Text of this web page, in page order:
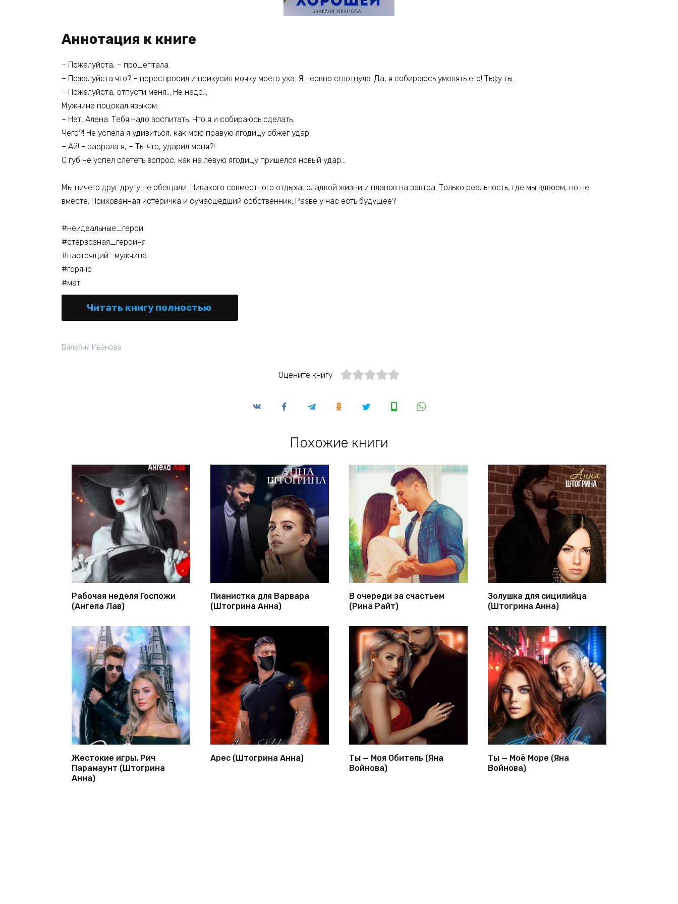
Аннотация к книге
– Пожалуйста, – прошептала.
– Пожалуйста что? – переспросил и прикусил мочку моего уха. Я нервно сглотнула. Да, я собираюсь умолять его! Тьфу ты.
– Пожалуйста, отпусти меня… Не надо…
Мужчина поцокал языком.
– Нет, Алена. Тебя надо воспитать. Что я и собираюсь сделать.
Чего?! Не успела я удивиться, как мою правую ягодицу обжег удар.
– Ай! – заорала я, – Ты что, ударил меня?!
С губ не успел слететь вопрос, как на левую ягодицу пришелся новый удар…
Мы ничего друг другу не обещали. Никакого совместного отдыха, сладкой жизни и планов на завтра. Только реальность, где мы вдвоем, но не
вместе. Психованная истеричка и сумасшедший собственник. Разве у нас есть будущее?
#неидеальные_герои
#стервозная_героиня
#настоящий_мужчина
#горячо
#мат
Читать книгу полностью
Валерия Иванова
Оцените книгу
Похожие книги
Рабочая неделя Госпожи
(Ангела Лав)
Пианистка для Варвара
(Штогрина Анна)
В очереди за счастьем
(Рина Райт)
Золушка для сицилийца
(Штогрина Анна)
Жестокие игры. Рич
Парамаунт (Штогрина
Анна)
Арес (Штогрина Анна)
Ты — Моя Обитель (Яна
Войнова)
Ты — Моё Море (Яна
Войнова)